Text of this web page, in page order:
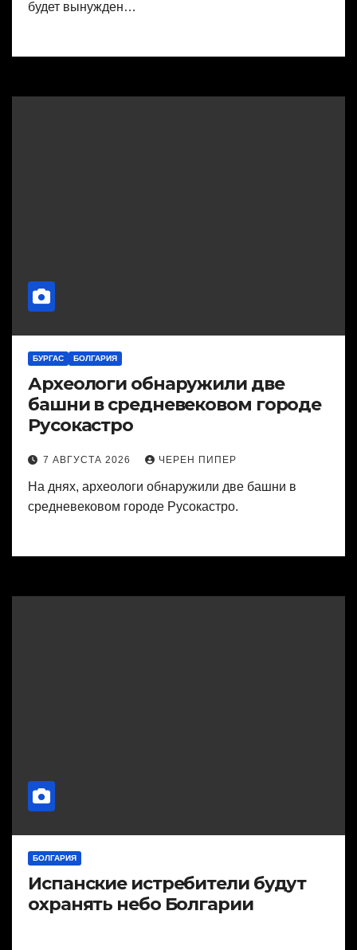
будет вынужден…
БУРГАС БОЛГАРИЯ
Археологи обнаружили две
башни в средневековом городе
Русокастро
7 АВГУСТА 2026 ЧЕРЕН ПИПЕР
На днях, археологи обнаружили две башни в
средневековом городе Русокастро.
БОЛГАРИЯ
Испанские истребители будут
охранять небо Болгарии